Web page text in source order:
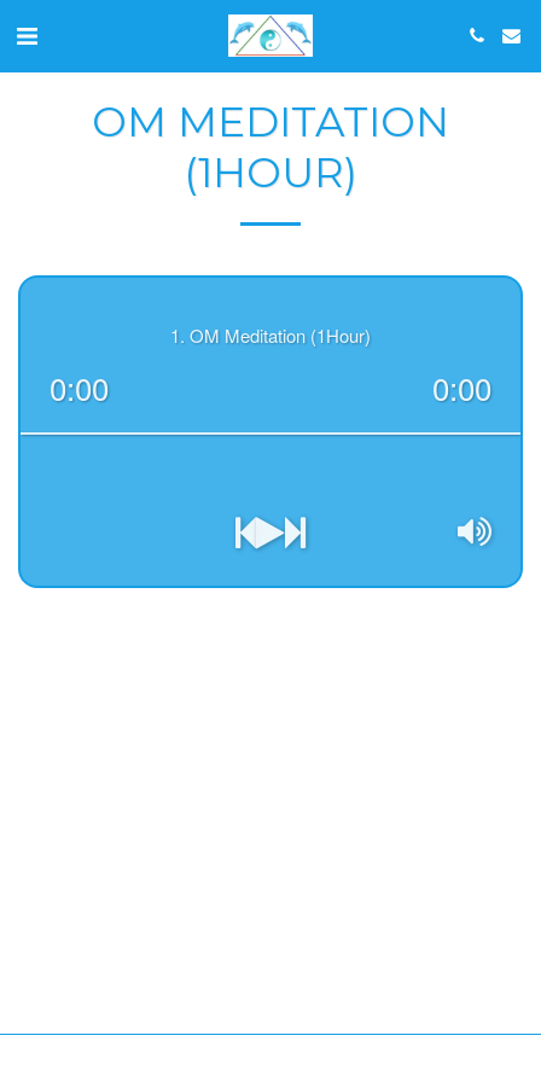
OM MEDITATION
(1HOUR)